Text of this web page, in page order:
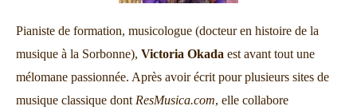
Pianiste de formation, musicologue (docteur en histoire de la
musique à la Sorbonne), Victoria Okada est avant tout une
mélomane passionnée. Après avoir écrit pour plusieurs sites de
musique classique dont ResMusica.com, elle collabore